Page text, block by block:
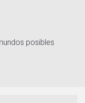
posibles